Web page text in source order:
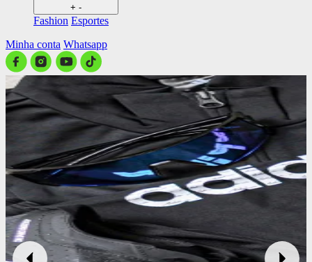
+ -
Fashion Esportes
Minha conta Whatsapp